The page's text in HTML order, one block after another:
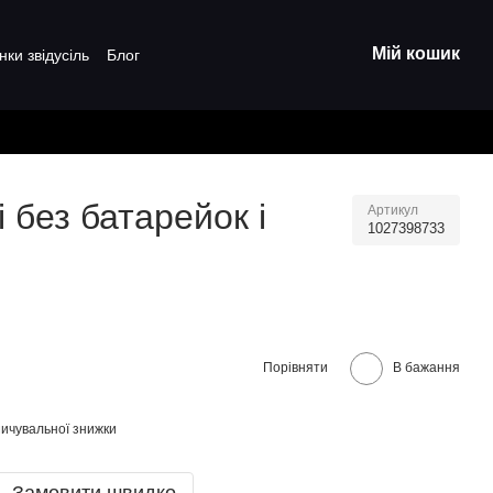
звідусіль
Блог
Мій кошик
батарейок і
Артикул
1027398733
Порівняти В бажання
знижки